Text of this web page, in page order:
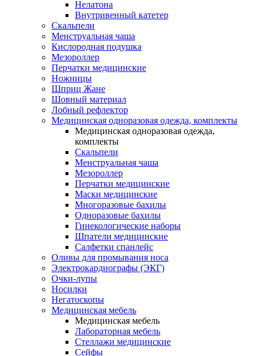
Нелатона
Внутривенный катетер
Скальпели
Менструальная чаша
Кислородная подушка
Мезороллер
Перчатки медицинские
Ножницы
Шприц Жане
Шовный материал
Лобный рефлектор
Медицинская одноразовая одежда, комплекты
Медицинская одноразовая одежда,
комплекты
Скальпели
Менструальная чаша
Мезороллер
Перчатки медицинские
Маски медицинские
Многоразовые бахилы
Одноразовые бахилы
Гинекологические наборы
Шпатели медицинские
Салфетки спанлейс
Оливы для промывания носа
Электрокардиографы (ЭКГ)
Очки-лупы
Носилки
Негатоскопы
Медицинская мебель
Медицинская мебель
Лабораторная мебель
Стеллажи медицинские
Сейфы